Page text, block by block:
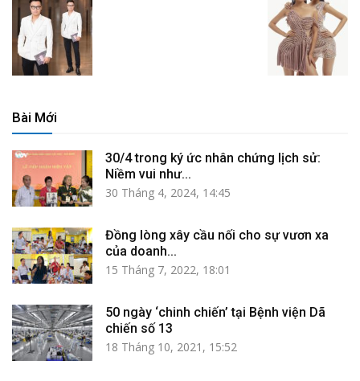
Bài Mới
30/4 trong ký ức nhân chứng lịch sử:
Niềm vui như...
30 Tháng 4, 2024, 14:45
Đồng lòng xây cầu nối cho sự vươn xa
của doanh...
15 Tháng 7, 2022, 18:01
50 ngày ‘chinh chiến’ tại Bệnh viện Dã
chiến số 13
18 Tháng 10, 2021, 15:52